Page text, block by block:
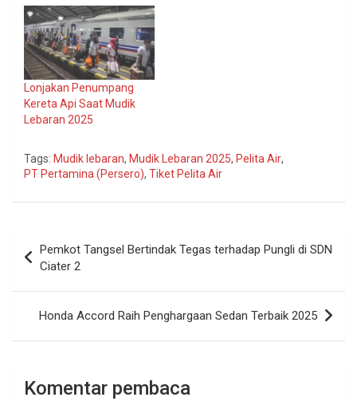
Lonjakan Penumpang
Kereta Api Saat Mudik
Lebaran 2025
Tags: Mudik lebaran, Mudik Lebaran 2025, Pelita Air,
PT Pertamina (Persero), Tiket Pelita Air
pos
Pemkot Tangsel Bertindak Tegas terhadap Pungli di SDN
Ciater 2
Honda Accord Raih Penghargaan Sedan Terbaik 2025
Komentar pembaca